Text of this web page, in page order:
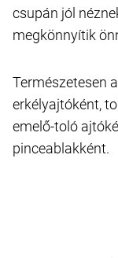
csupán jól
megkönnyítik
Természetesen
erkélyajtóként,
emelő-toló
pinceablakként.